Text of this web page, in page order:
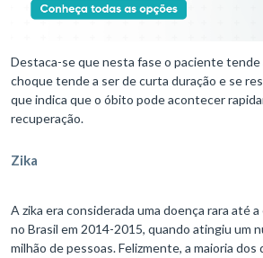
Destaca-se que nesta fase o paciente tende
choque tende a ser de curta duração e se
que indica que o óbito pode acontecer
recuperação.
Zika
A zika era considerada uma doença rara até
no Brasil em 2014-2015, quando atingiu um
milhão de pessoas. Felizmente, a maioria dos